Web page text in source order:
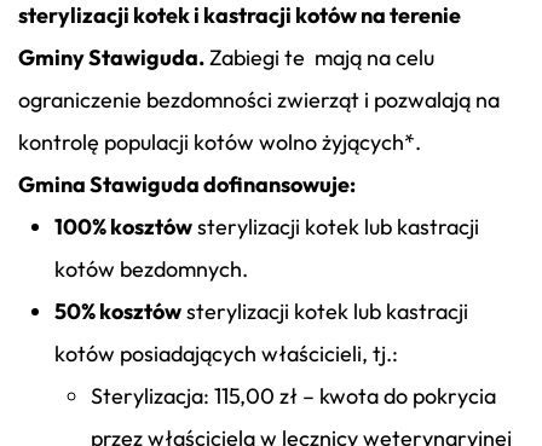
sterylizacji kotek i kastracji kotów na terenie
Gminy Stawiguda.Zabiegi te mają na celu
ograniczenie bezdomności zwierząt i pozwalają na
kontrolę populacji kotów wolno żyjących*.
Gmina Stawiguda dofinansowuje:
100% kosztówsterylizacji kotek lub kastracji
kotów bezdomnych.
50% kosztówsterylizacji kotek lub kastracji
kotów posiadających właścicieli, tj.:
Sterylizacja: 115,00 zł – kwota do pokrycia
przez właściciela w lecznicy weterynaryjnej